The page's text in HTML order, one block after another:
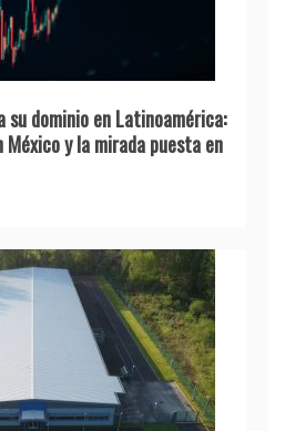
su dominio en Latinoamérica:
y la mirada puesta en